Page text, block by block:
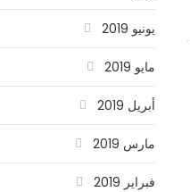
يونيو 2019
مايو 2019
أبريل 2019
مارس 2019
فبراير 2019